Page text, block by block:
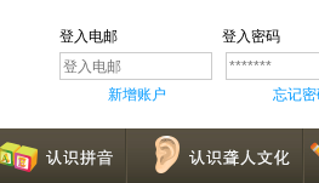
登入电邮 登入密码
新增账户 忘记密